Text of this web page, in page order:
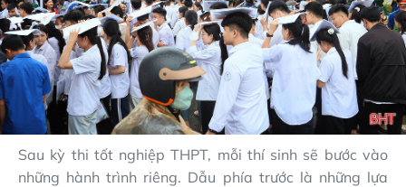
Sau kỳ thi tốt nghiệp THPT, mỗi thí sinh sẽ bước vào
những hành trình riêng. Dẫu phía trước là những lựa